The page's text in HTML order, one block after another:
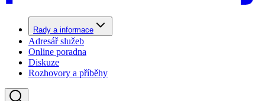
Rady a informace
Adresář služeb
Online poradna
Diskuze
Rozhovory a příběhy